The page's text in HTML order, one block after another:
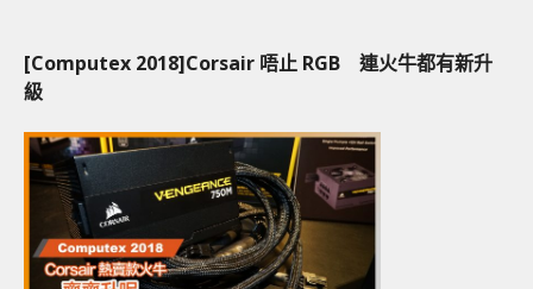
[Computex 2018]Corsair 唔止 RGB 連火牛都有新升
級